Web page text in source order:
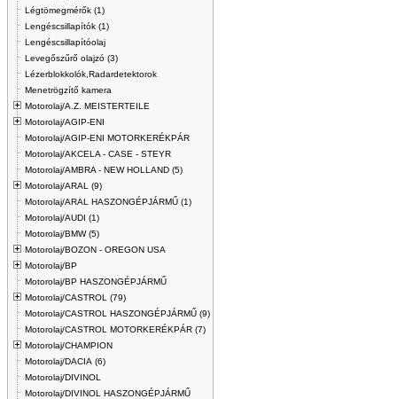
Légtömegmérők (1)
Lengéscsillapítók (1)
Lengéscsillapítóolaj
Levegőszűrő olajzó (3)
Lézerblokkolók,Radardetektorok
Menetrögzítő kamera
Motorolaj/A.Z. MEISTERTEILE
Motorolaj/AGIP-ENI
Motorolaj/AGIP-ENI MOTORKERÉKPÁR
Motorolaj/AKCELA - CASE - STEYR
Motorolaj/AMBRA - NEW HOLLAND (5)
Motorolaj/ARAL (9)
Motorolaj/ARAL HASZONGÉPJÁRMŰ (1)
Motorolaj/AUDI (1)
Motorolaj/BMW (5)
Motorolaj/BOZON - OREGON USA
Motorolaj/BP
Motorolaj/BP HASZONGÉPJÁRMŰ
Motorolaj/CASTROL (79)
Motorolaj/CASTROL HASZONGÉPJÁRMŰ (9)
Motorolaj/CASTROL MOTORKERÉKPÁR (7)
Motorolaj/CHAMPION
Motorolaj/DACIA (6)
Motorolaj/DIVINOL
Motorolaj/DIVINOL HASZONGÉPJÁRMŰ